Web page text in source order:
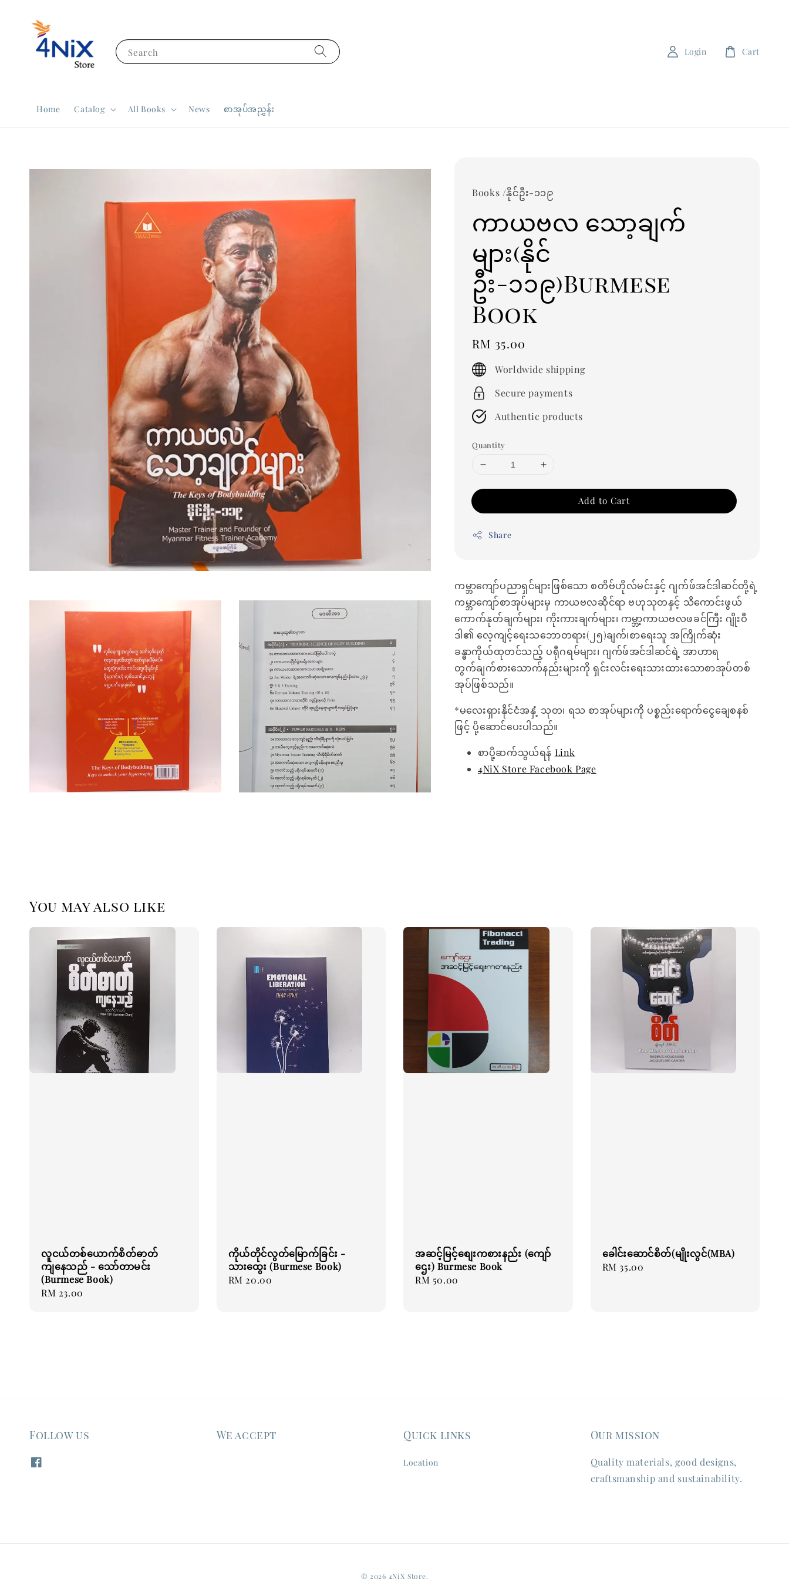
Search
Home Catalog All Books News စာအုပ်အညွှန်း
Login Cart
Books /နိုင်ဦး-၁၁၉
ကာယဗလ သော့ချက်
များ(နိုင်
ဦး-၁၁၉)Burmese
Book
Regular
price
RM 35.00
Worldwide shipping
Secure payments
Authentic products
Quantity
Add to Cart
Share
ကမ္ဘာကျော်ပညာရှင်များဖြစ်သော စတိဗ်ဟိုလ်မင်းနှင့် ဂျက်ဖ်အင်ဒါဆင်တို့ရဲ့
ကမ္ဘာကျော်စာအုပ်များမှ ကာယဗလဆိုင်ရာ ဗဟုသုတနှင့် သိကောင်းဖွယ်
ကောက်နုတ်ချက်များ၊ ကိုးကားချက်များ၊ ကမ္ဘာ့ကာယဗလဖခင်ကြီး ဂျိုးဝီ
ဒါ၏ လေ့ကျင့်ရေးသဘောတရား(၂၅)ချက်၊စာရေးသူ အကြိုက်ဆုံး
ခန္ဓာကိုယ်ထုတင်သည့် ပရီုဂရမ်များ၊ ဂျက်ဖ်အင်ဒါဆင်ရဲ့ အာဟာရ
တွက်ချက်စားသောက်နည်းများကို ရှင်းလင်းရေးသားထားသောစာအုပ်တစ်
အုပ်ဖြစ်သည်။
*မလေးရှားနိုင်ငံအနှံ့ သုတ၊ ရသ စာအုပ်များကို ပစ္စည်းရောက်ငွေချေစနစ်
ဖြင့် ပို့ဆောင်ပေးပါသည်။
စာပို့ဆက်သွယ်ရန် Link
4NiX Store Facebook Page
You may also like
လူငယ်တစ်ယောက်စိတ်ဓာတ်
ကျနေသည် - သော်တာမင်း
(Burmese Book)
Regular
RM 23.00
ကိုယ်တိုင်လွတ်မြောက်ခြင်း -
သားထွေး (Burmese Book)
Regular
RM 20.00
အဆင့်မြင့်စျေးကစားနည်း (ကျော်
ဌေး) Burmese Book
Regular
RM 50.00
ခေါင်းဆောင်စိတ်(မျိုးလွင်(MBA)
Regular
RM 35.00
Follow us We accept Quick links
Location
Our mission
Quality materials, good designs,
craftsmanship and sustainability.
© 2026 4NiX Store.